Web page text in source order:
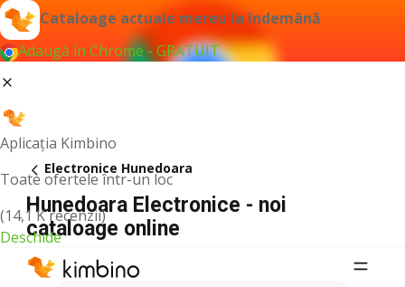
Cataloage actuale mereu la îndemână
Adaugă în Chrome - GRATUIT
Aplicația Kimbino
Toate ofertele într-un loc
(14,1 K recenzii)
Deschide
Electronice Hunedoara
Hunedoara Electronice - noi
cataloage online